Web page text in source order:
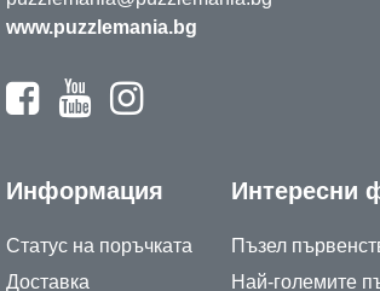
www.puzzlemania.bg
Информация
Статус на поръчката
Доставка
Интересни
Пъзел
Най-големите